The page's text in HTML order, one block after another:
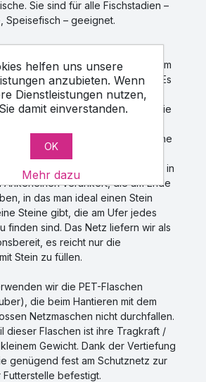
helfen uns unsere
anzubieten. Wenn
Dienstleistungen nutzen,
damit einverstanden.
OK
Mehr dazu
Sie sind für alle Fischstadien –
Speisefisch – geeignet.
werden aus geknotetem
von 100 mm hergestellt. Es
rechteckiges Netz, an dem am
hohe Falte / Kante angenäht ist, die
entsteht also ein Käfig, der mit
gestellt ist). Auf der Oberfläche
mit der Schwimmleine am
Dieses flache Netz wird in
Ankerleinen verankert, die am Ende
in das man ideal einen Stein
Steine gibt, die am Ufer jedes
finden sind. Das Netz liefern wir als
es reicht nur die
Stein zu füllen.
wir die PET-Flaschen
die beim Hantieren mit dem
Netzmaschen nicht durchfallen.
dieser Flaschen ist ihre Tragkraft /
Gewicht. Dank der Vertiefung
genügend fest am Schutznetz zur
befestigt.